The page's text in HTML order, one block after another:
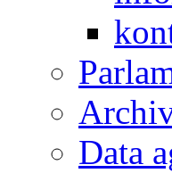
Data